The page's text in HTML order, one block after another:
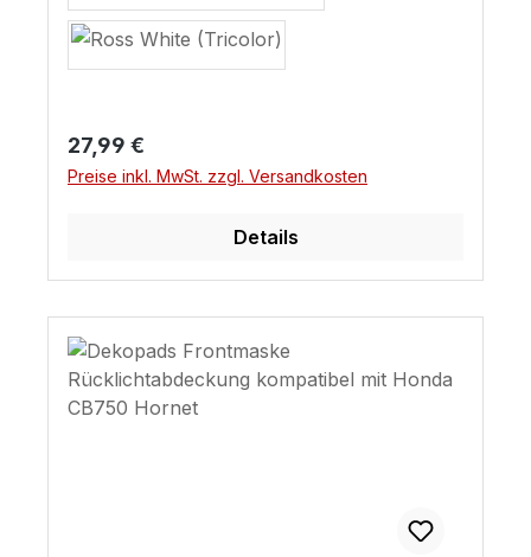
Regulärer Preis:
27,99 €
Preise inkl. MwSt. zzgl. Versandkosten
Details